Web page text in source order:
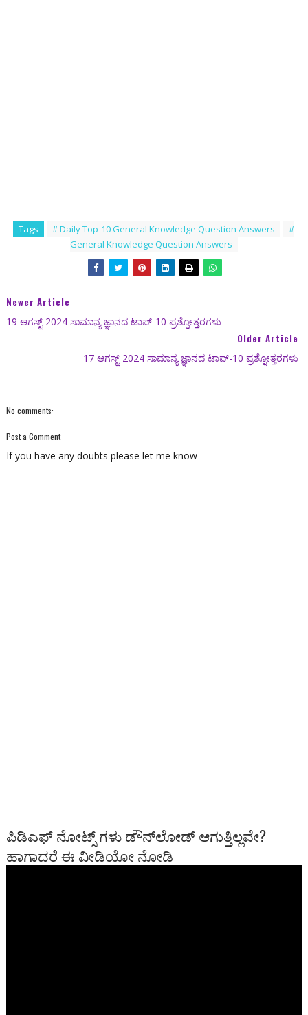
Tags # Daily Top-10 General Knowledge Question Answers
#
General Knowledge Question Answers
Newer Article
19 ಆಗಸ್ಟ್ 2024 ಸಾಮಾನ್ಯ ಜ್ಞಾನದ ಟಾಪ್-10 ಪ್ರಶ್ನೋತ್ತರಗಳು
Older Article
17 ಆಗಸ್ಟ್ 2024 ಸಾಮಾನ್ಯ ಜ್ಞಾನದ ಟಾಪ್-10 ಪ್ರಶ್ನೋತ್ತರಗಳು
No comments:
Post a Comment
If you have any doubts please let me know
ಪಿಡಿಎಫ್ ನೋಟ್ಸ್ ಗಳು ಡೌನ್‍ಲೋಡ್ ಆಗುತ್ತಿಲ್ಲವೇ?
ಹಾಗಾದರೆ ಈ ವೀಡಿಯೋ ನೋಡಿ